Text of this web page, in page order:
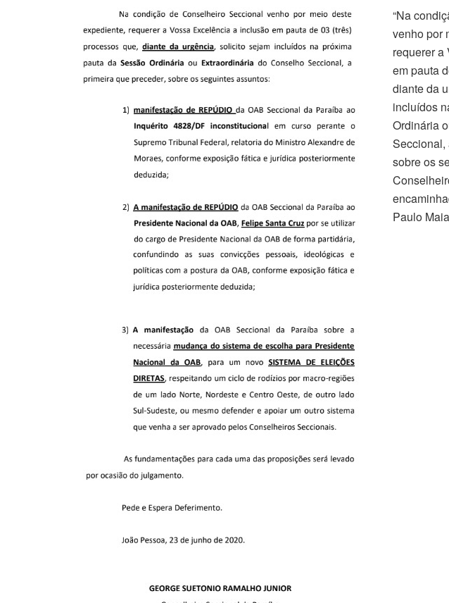
“Na
venho por
requerer a
em pauta
diante da
incluídos
Ordinária
Seccional,
sobre os
Paulo